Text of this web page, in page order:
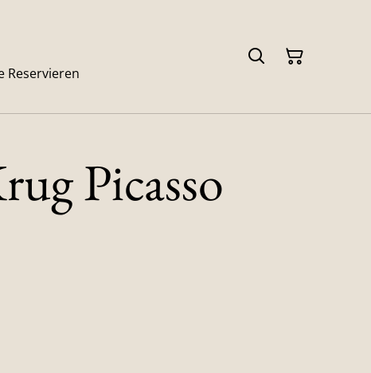
Reservieren
Picasso